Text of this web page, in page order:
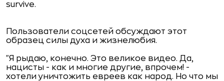
survive.
Пользователи соцсетей обсуждают этот
образец силы духа и жизнелюбия.
"Я рыдаю, конечно. Это великое видео. Да,
нацисты - как и многие другие, впрочем! -
хотели уничтожить евреев как народ. Но что мы